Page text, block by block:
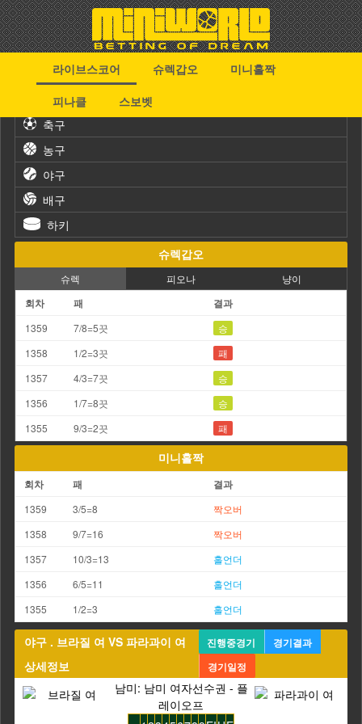
라이브스코어 슈렉갑오
미니홀짝
피나클
스보벳
축구
농구
야구
배구
하키
슈렉갑오
슈렉 피오나 냥이
회차 패 결과
1359 7/8=5끗
승
1358
1/2=3끗
패
1357
4/3=7끗
승
1356
1/7=8끗
승
1355
9/3=2끗 패
미니홀짝
회차 패 결과
1359 3/5=8 짝오버
1358
9/7=16 짝오버
1357
10/3=13 홀언더
1356
6/5=11 홀언더
1355
1/2=3 홀언더
야구 . 브라질 여 VS 파라과이 여
상세정보
진행중경기
경기결과
경기일정
남미: 남미 여자선수권 - 플
레이오프